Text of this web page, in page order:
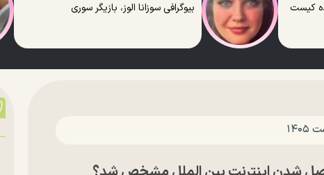
کیست
بیوگرافی سوزانا الوز، بازیگر سوری